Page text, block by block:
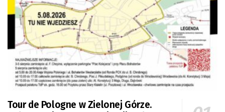
Tour de Pologne w Zielonej Górze.